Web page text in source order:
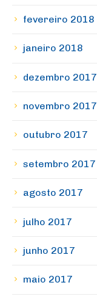
fevereiro 2018
janeiro 2018
dezembro 2017
novembro 2017
outubro 2017
setembro 2017
agosto 2017
julho 2017
junho 2017
maio 2017